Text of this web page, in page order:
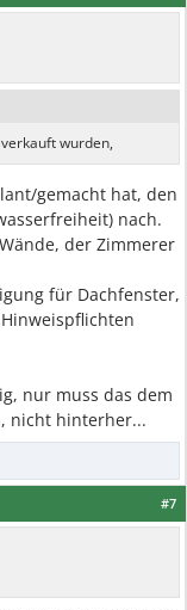
wurden,
gemacht hat, den
nach.
der Zimmerer
für Dachfenster,
nur muss das dem
nicht hinterher...
#7